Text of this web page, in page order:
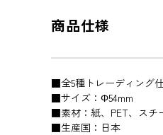
商品仕様
​■全5種トレーディング
■サイズ：Φ54mm
■素材：紙、PET、スチ
■生産国：日本